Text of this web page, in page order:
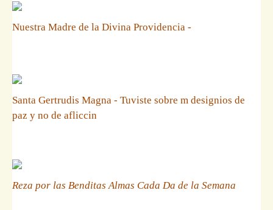
Nuestra Madre de la Divina Providencia -
Santa Gertrudis Magna - Tuviste sobre m designios de
paz y no de afliccin
Reza por las Benditas Almas Cada Da de la Semana